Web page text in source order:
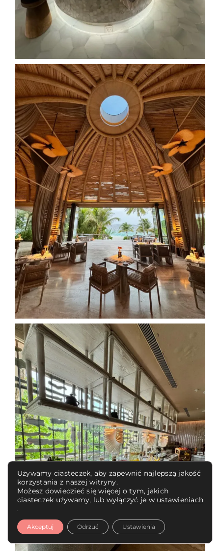
Używamy ciasteczek, aby zapewnić najlepszą jakość
korzystania z naszej witryny.
Możesz dowiedzieć się więcej o tym, jakich
ciasteczek używamy, lub wyłączyć je w ustawieniach
.
Akceptuj Odrzuć Ustawienia